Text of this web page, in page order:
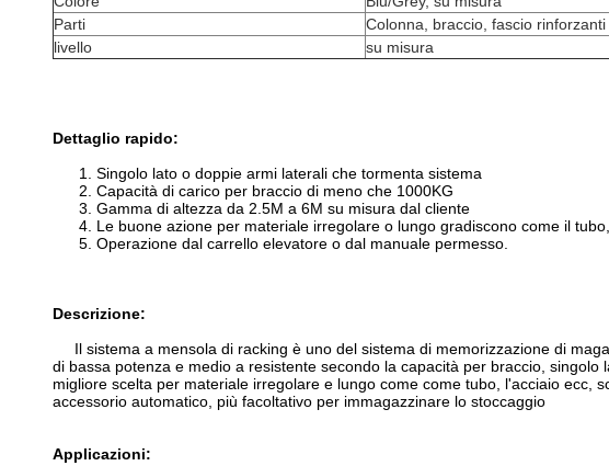
Parti
Colonna, braccio, fascio rinforzanti
livello
su misura
Dettaglio rapido:
1. Singolo lato o doppie armi laterali che tormenta sistema
2. Capacità di carico per braccio di meno che 1000KG
3. Gamma di altezza da 2.5M a 6M su misura dal cliente
4. Le buone azione per materiale irregolare o lungo gradiscono come il
5. Operazione dal carrello elevatore o dal manuale permesso.
Descrizione:
Il sistema a mensola di racking è uno del sistema di memorizzazione di
di bassa potenza e medio a resistente secondo la capacità per braccio,
migliore scelta per materiale irregolare e lungo come come tubo, l'acciaio ecc,
accessorio automatico, più facoltativo per immagazzinare lo stoccaggio
Applicazioni: